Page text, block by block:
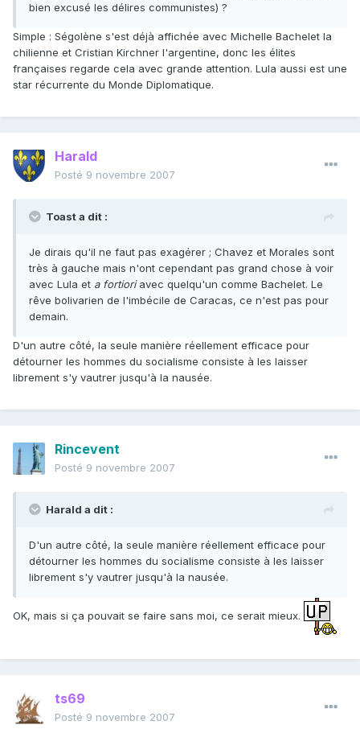
bien excusé les délires communistes) ?
Simple : Ségolène s'est déjà affichée avec Michelle Bachelet la
chilienne et Cristian Kirchner l'argentine, donc les élites
françaises regarde cela avec grande attention. Lula aussi est une
star récurrente du Monde Diplomatique.
Harald
Posté 9 novembre 2007
Toast a dit :
Je dirais qu'il ne faut pas exagérer ; Chavez et Morales sont
très à gauche mais n'ont cependant pas grand chose à voir
avec Lula et a fortioriavec quelqu'un comme Bachelet. Le
rêve bolivarien de l'imbécile de Caracas, ce n'est pas pour
demain.
D'un autre côté, la seule manière réellement efficace pour
détourner les hommes du socialisme consiste à les laisser
librement s'y vautrer jusqu'à la nausée.
Rincevent
Posté 9 novembre 2007
Harald a dit :
D'un autre côté, la seule manière réellement efficace pour
détourner les hommes du socialisme consiste à les laisser
librement s'y vautrer jusqu'à la nausée.
OK, mais si ça pouvait se faire sans moi, ce serait mieux.
ts69
Posté 9 novembre 2007